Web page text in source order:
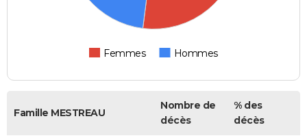
Femmes Hommes
Famille MESTREAU
Nombre de
décès
% des
décès